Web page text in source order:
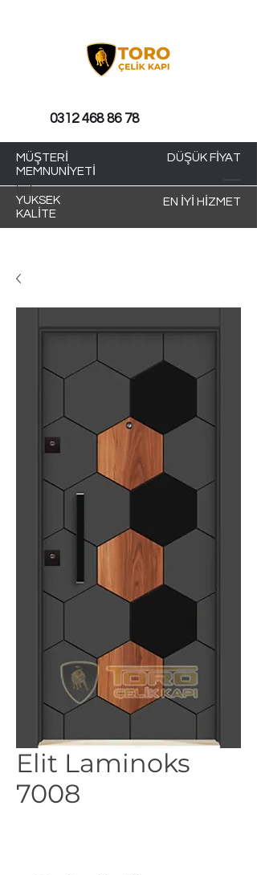
MÜŞTERİ
MEMNUNİYETİ
DÜŞÜK FİYAT
YÜKSEK
KALİTE
EN İYİ HİZMET
0312 468 86 78
Elit Laminoks
7008